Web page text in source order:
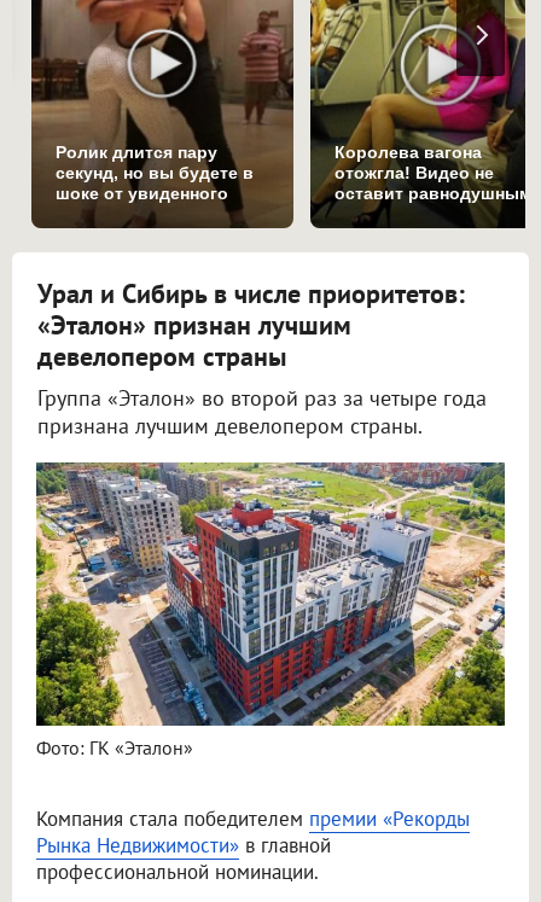
Ролик длится пару
секунд, но вы будете в
шоке от увиденного
Королева вагона
отожгла! Видео не
оставит равнодушным
Урал и Сибирь в числе приоритетов:
«Эталон» признан лучшим
девелопером страны
Группа «Эталон» во второй раз за четыре года
признана лучшим девелопером страны.
Фото: ГК «Эталон»
Компания стала победителем премии «Рекорды
Рынка Недвижимости» в главной
профессиональной номинации.